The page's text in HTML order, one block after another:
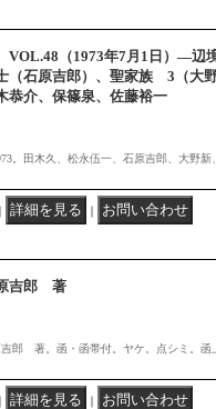
（1973年7月1日）―辺
士（石原吉郎）、聖家族 3（
恭介、保篠泉、佐藤裕一
。田木久、松永伍一、石原吉郎、大野
｜ ｜
吉郎 著
吉郎 著。函・函帯付。ヤケ。点シミ。函
｜ ｜